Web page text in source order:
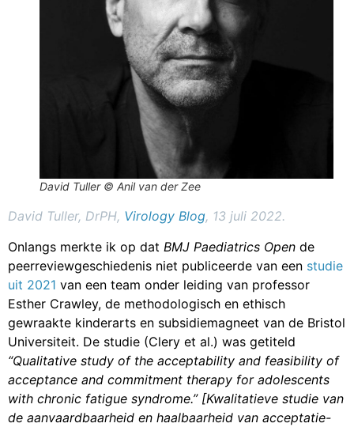
David Tuller © Anil van der Zee
David Tuller, DrPH, Virology Blog, 13 juli 2022.
Onlangs merkte ik op dat BMJ Paediatrics Open de
peerreviewgeschiedenis niet publiceerde van een studie
uit 2021 van een team onder leiding van professor
Esther Crawley, de methodologisch en ethisch
gewraakte kinderarts en subsidiemagneet van de Bristol
Universiteit. De studie (Clery et al.) was getiteld
“Qualitative study of the acceptability and feasibility of
acceptance and commitment therapy for adolescents
with chronic fatigue syndrome.” [Kwalitatieve studie van
de aanvaardbaarheid en haalbaarheid van acceptatie-